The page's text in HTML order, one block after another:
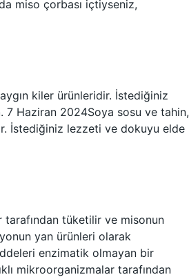
miso çorbası içtiyseniz,
kiler ürünleridir. İstediğiniz
7 Haziran 2024Soya sosu ve tahin,
İstediğiniz lezzeti ve dokuyu elde
tarafından tüketilir ve misonun
yan ürünleri olarak
enzimatik olmayan bir
mikroorganizmalar tarafından